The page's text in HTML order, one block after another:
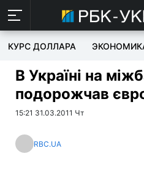
КУРС ДОЛЛАРА
В Україні на
подорожчав
15:21 31.03.2011 Чт
RBC.UA